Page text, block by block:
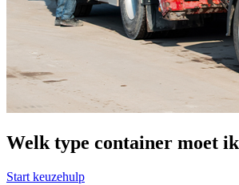
Welk type container moet
Start keuzehulp